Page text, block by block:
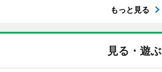
もっと見る
見る・遊ぶ